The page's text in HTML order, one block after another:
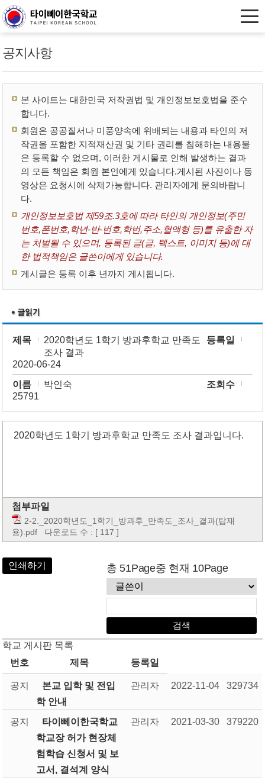
공지사항
본 사이트는 대한민국 저작권법 및 개인정보보호법을 준수
합니다.
회원은 공공질서나 미풍양속에 위배되는 내용과 타인의 저
작권을 포함한 지적재산권 및 기타 권리를 침해하는 내용물
은 등록할 수 없으며, 이러한 게시물로 인해 발생하는 결과
의 모든 책임은 회원 본인에게 있습니다.게시된 사진이나 동
영상은 요청시에 삭제가능합니다. 관리자에게 문의바랍니
다.
개인정보보호법 제59조.3호에 따라 타인의 개인정보(주민
번호,폰번호,학년-반-번호,학번,주소,혈액형 등)를 유출한 자
는 처벌될 수 있으며, 등록된 글(글, 텍스트, 이미지 등)에 대
한 법적책임은 글쓴이에게 있습니다.
게시글은 등록 이후 년까지 게시됩니다.
제목
2020학년도 1학기 방과후학교 만족도
조사 결과
등록일
2020-06-24
이름
박인숙
조회수
25791
2020학년도 1학기 방과후학교 만족도 조사 결과입니다.
첨부파일
2-2._2020학년도_1학기_방과후_만족도_조사_결과(탑재
용).pdf 다운로드 수 : [ 117 ]
인쇄하기 총 51Page중 현재 10Page
학교 게시판 목록
번호
제목 등록일
공지
본교 입학 및 전입
학 안내
관리자 2022-11-04 329734
공지
타이뻬이한국학교
학교장 허가 현장체
험학습 신청서 및 보
고서, 결석계 양식
관리자 2021-03-30 379220